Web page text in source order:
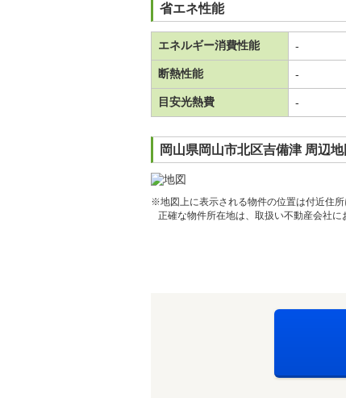
省エネ性能
エネルギー消費性能 -
断熱性能 -
目安光熱費 -
岡山県岡山市北区吉備津 周辺
※地図上に表示される物件の位置は付近住
正確な物件所在地は、取扱い不動産会社に